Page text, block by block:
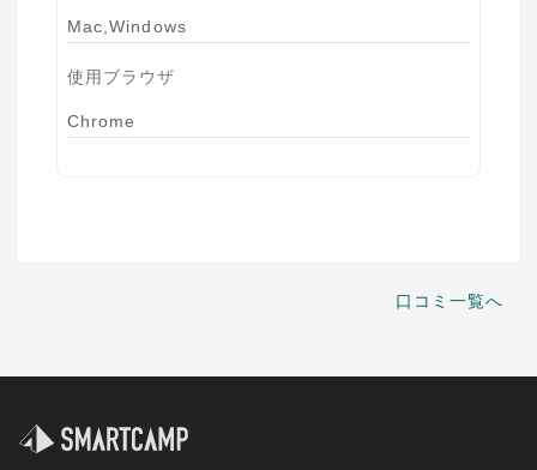
Mac,Windows
使用ブラウザ
Chrome
口コミ一覧へ